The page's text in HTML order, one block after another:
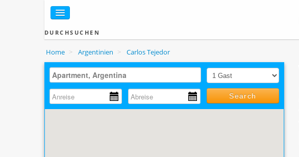
DURCHSUCHEN
Home > Argentinien > Carlos Tejedor
Search